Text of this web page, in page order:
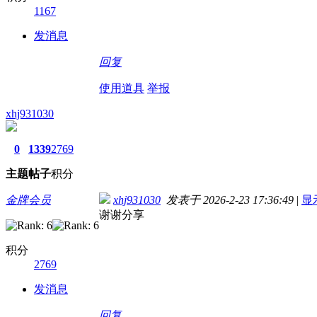
1167
发消息
回复
使用道具 举报
xhj931030
0
主题
1339
帖子
2769
积分
金牌会员
积分
2769
发消息
xhj931030 发表于 2026-2-23 17:36:49 | 显
谢谢分享